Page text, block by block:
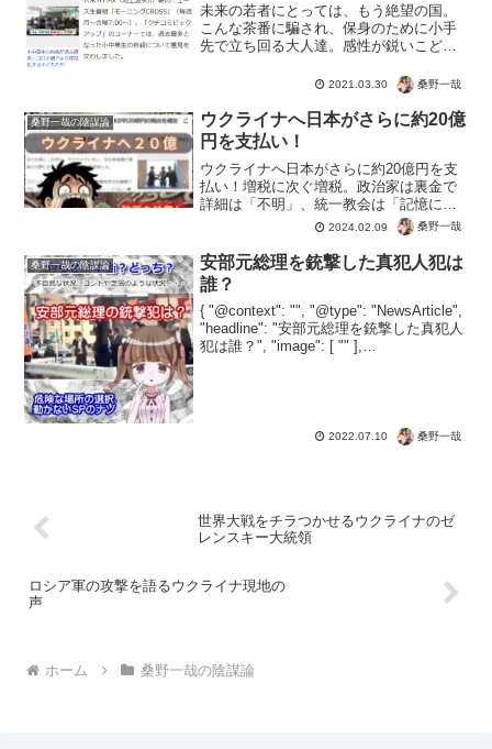
未来の若者にとっては、もう絶望の国。
こんな茶番に騙され、保身のために小手
先で立ち回る大人達。感性が鋭いこども
で、新型コロナウイルスって社会を破綻
し、未来の命を奪うほど怖いんでしょう
か？小中高生の自殺が過去...
2021.03.30 桑野一哉
桑野一哉の陰謀論
ウクライナへ日本がさらに約20億
円を支払い！
ウクライナへ日本がさらに約20億円を支
払い！増税に次ぐ増税。政治家は裏金で
詳細は「不明」、統一教会は「記憶にな
い」。でもウクライナの文化財保護にさ
らに２０億円を支払い。すでにユネスコ
がらみでも６千万円を支払っており、海
外へのバラマキは続く。...
2024.02.09 桑野一哉
桑野一哉の陰謀論
安部元総理を銃撃した真犯人犯は
誰？
{ "@context": "", "@type": "NewsArticle",
"headline": "安部元総理を銃撃した真犯人
犯は誰？", "image": [ "" ],
2022.07.10 桑野一哉
世界大戦をチラつかせるウクライナのゼ
レンスキー大統領
ロシア軍の攻撃を語るウクライナ現地の
声
ホーム 桑野一哉の陰謀論